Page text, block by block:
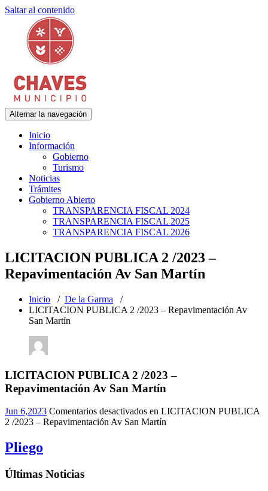
Saltar al contenido
Municipalidad de Adolfo Gonzales Chaves
Alternar la navegación
Inicio
Información
Gobierno
Turismo
Noticias
Trámites
Gobierno Abierto
TRANSPARENCIA FISCAL 2024
TRANSPARENCIA FISCAL 2025
TRANSPARENCIA FISCAL 2026
LICITACION PUBLICA 2 /2023 –
Repavimentación Av San Martín
Inicio / De la Garma /
LICITACION PUBLICA 2 /2023 – Repavimentación Av
San Martín
LICITACION PUBLICA 2 /2023 –
Repavimentación Av San Martín
Jun 6,2023 Comentarios desactivados en LICITACION PUBLICA
2 /2023 – Repavimentación Av San Martín
Pliego
Últimas Noticias